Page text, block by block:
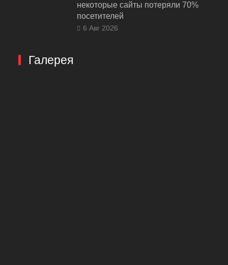
некоторые сайты потеряли 70%
посетителей
6 Авг 2026
Галерея